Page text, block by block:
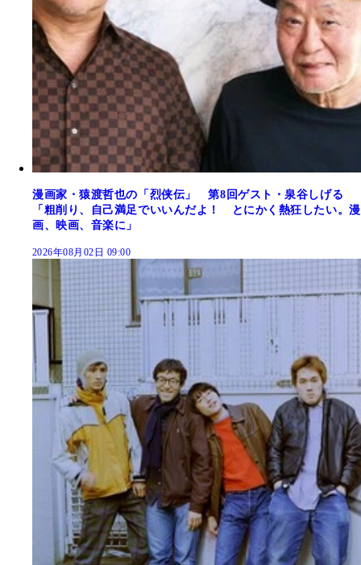
漫画家・猿渡哲也の「烈侠伝」 第8回ゲスト・泉谷しげる
「粗削り、自己満足でいいんだよ！ とにかく熱狂したい。漫
画、映画、音楽に」
2026年08月02日 09:00